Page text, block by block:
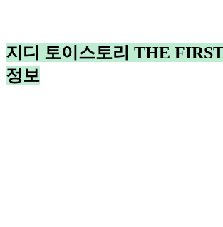
지디 토이스토리 THE
정보